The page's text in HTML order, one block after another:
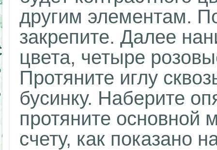
другим элементам.
закрепите. Далее
цвета, четыре
Протяните иглу
бусинку. Наберите
протяните основной
счету, как показано